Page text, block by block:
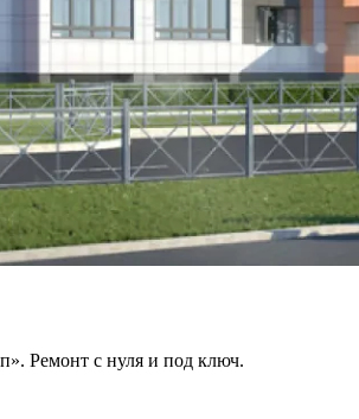
Ремонт с нуля и под ключ.